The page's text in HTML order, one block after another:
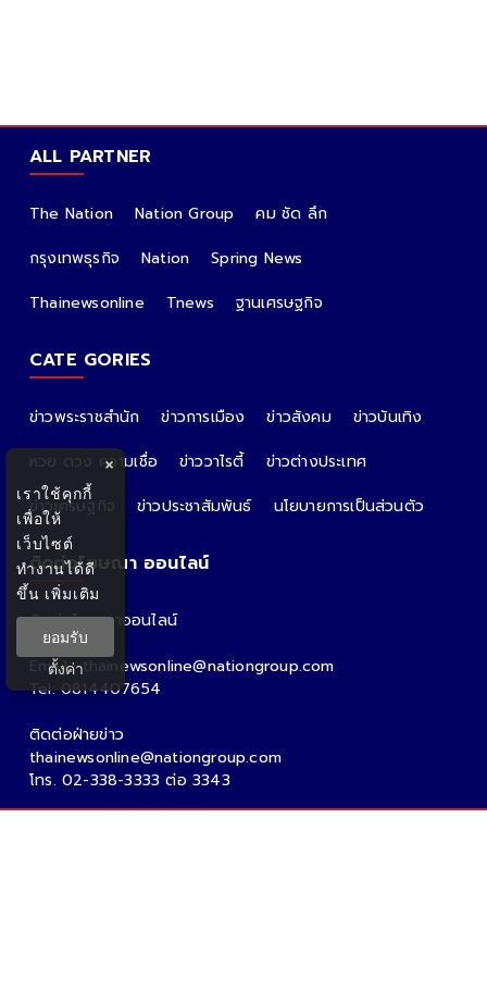
ALL PARTNER
The Nation Nation Group
คม ชัด ลึก
กรุงเทพธุรกิจ
Nation
Spring News
Thainewsonline
Tnews ฐานเศรษฐกิจ
CATE GORIES
ข่าวพระราชสำนัก ข่าวการเมือง ข่าวสังคม
ข่าวบันเทิง
หวย ดวง ความเชื่อ
ข่าววาไรตี้
ข่าวต่างประเทศ
ข่าวเศรษฐกิจ
ข่าวประชาสัมพันธ์ นโยบายการเป็นส่วนตัว
ติดต่อโฆษณา ออนไลน์
ติดต่อโฆษณาออนไลน์
คุณอ้อ
Email : thainewsonline@nationgroup.com
Tel: 0814407654
ติดต่อฝ่ายข่าว
thainewsonline@nationgroup.com
โทร. 02-338-3333 ต่อ 3343
×
เราใช้คุกกี้
เพื่อให้
เว็บไซต์
ทำงานได้ดี
ขึ้น เพิ่มเติม
ยอมรับ
ตั้งค่า